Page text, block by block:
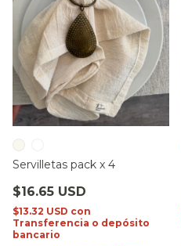
Servilletas pack x 4
$16.65 USD
$13.32 USD con
Transferencia o depósito
bancario